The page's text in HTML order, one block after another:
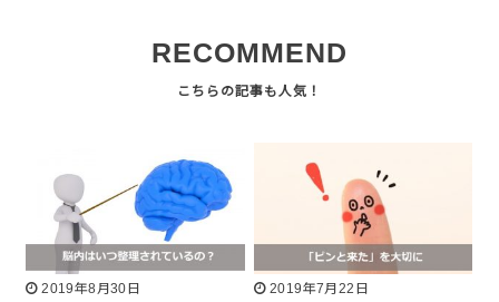
RECOMMEND
2019年8月30日
2019年7月22日